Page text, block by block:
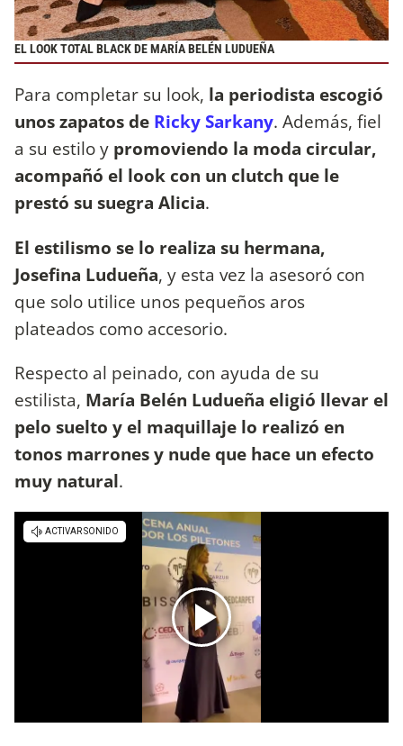
EL LOOK TOTAL BLACK DE MARÍA BELÉN LUDUEÑA
Para completar su look, la periodista escogió
unos zapatos de Ricky Sarkany. Además, fiel
a su estilo y promoviendo la moda circular,
acompañó el look con un clutch que le
prestó su suegra Alicia.
El estilismo se lo realiza su hermana,
Josefina Ludueña, y esta vez la asesoró con
que solo utilice unos pequeños aros
plateados como accesorio.
Respecto al peinado, con ayuda de su
estilista, María Belén Ludueña eligió llevar el
pelo suelto y el maquillaje lo realizó en
tonos marrones y nude que hace un efecto
muy natural.